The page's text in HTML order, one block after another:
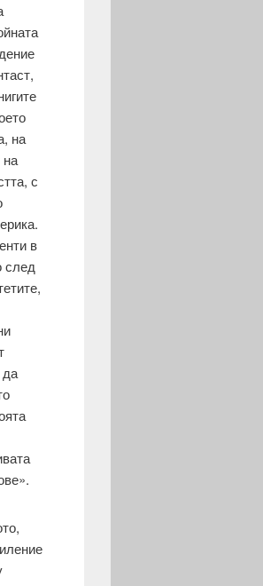
на
на
с
в
след
да